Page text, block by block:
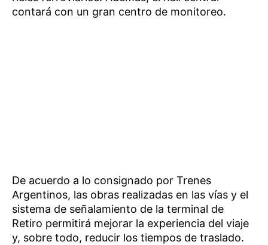
contará con un gran centro de monitoreo.
De acuerdo a lo consignado por Trenes
Argentinos, las obras realizadas en las vías y el
sistema de señalamiento de la terminal de
Retiro permitirá mejorar la experiencia del viaje
y, sobre todo, reducir los tiempos de traslado.